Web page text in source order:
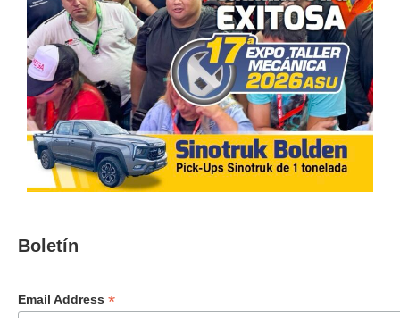
Boletín
Email Address *